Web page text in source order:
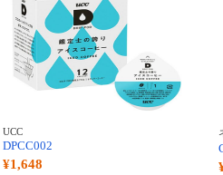
UCC
DPCC002
¥1,648